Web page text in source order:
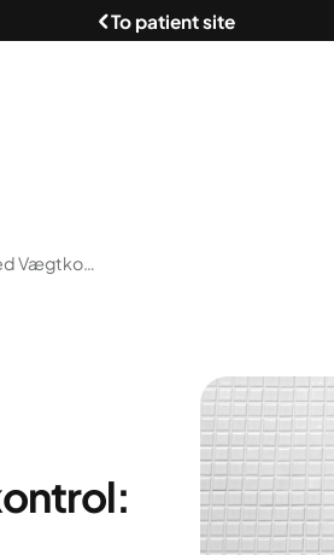
To patient site
Yazens Succes Med Vægtkontrol: 60 Tons Tabt!